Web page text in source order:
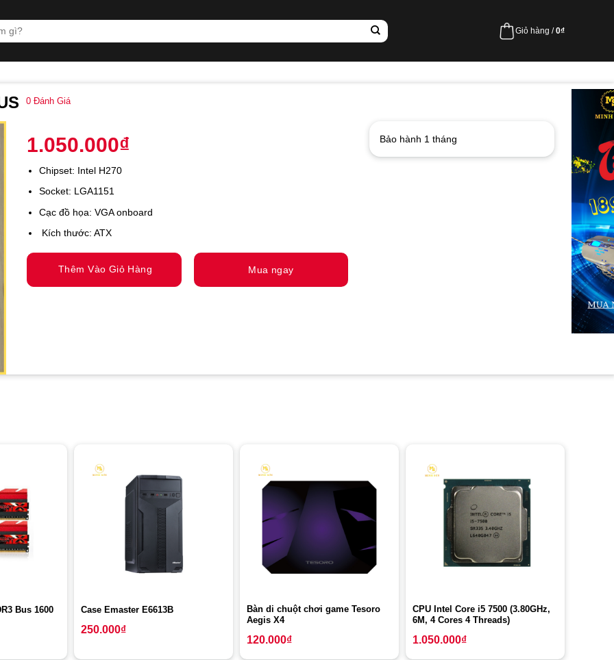
Giỏ hàng /0₫
0 Đánh Giá
1.050.000₫
Chipset: Intel H270
Socket: LGA1151
Cạc đồ họa: VGA onboard
Kích thước: ATX
Thêm Vào Giỏ Hàng Mua ngay
Bảo hành 1 tháng
Bus 1600 Case Emaster E6613B
250.000₫
Bàn di chuột chơi game Tesoro
Aegis X4
120.000₫
CPU Intel Core i5 7500 (3.80GHz,
6M, 4 Cores 4 Threads)
1.050.000₫